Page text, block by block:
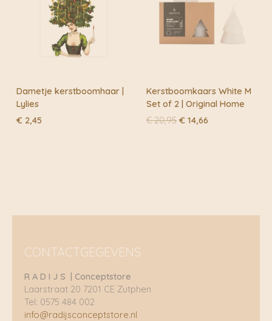
Dametje kerstboomhaar |
Lylies
€ 2,45
Kerstboomkaars White M
Set of 2 | Original Home
€20,95 Oorspronkelijke
€ 14,66
CONTACTGEGEVENS
R A D I J S | Conceptstore
Laarstraat 20 7201 CE Zutphen
Tel: 0575 484 002
info@radijsconceptstore.nl